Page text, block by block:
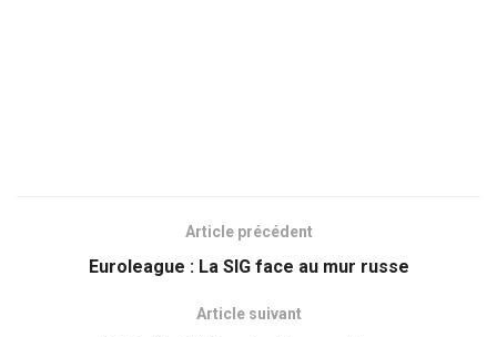
Article précédent
Euroleague : La SIG face au mur russe
Article suivant